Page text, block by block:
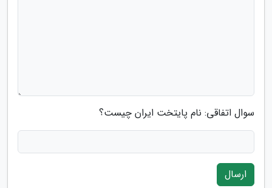
سوال اتفاقی: نام پایتخت ایران چیست؟
ارسال